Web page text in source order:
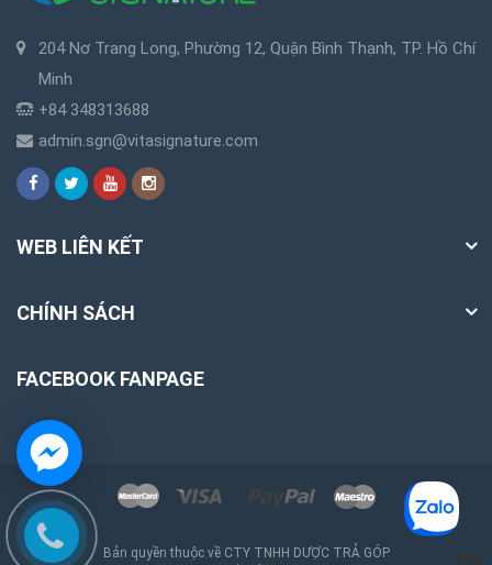
204 Nơ Trang Long, Phường 12, Quận Bình Thạnh, TP. Hồ Chí
Minh
+84 348313688
admin.sgn@vitasignature.com
WEB LIÊN KẾT
CHÍNH SÁCH
FACEBOOK FANPAGE
Bản quyền thuộc về CTY TNHH DƯỢC TRẢ GÓP